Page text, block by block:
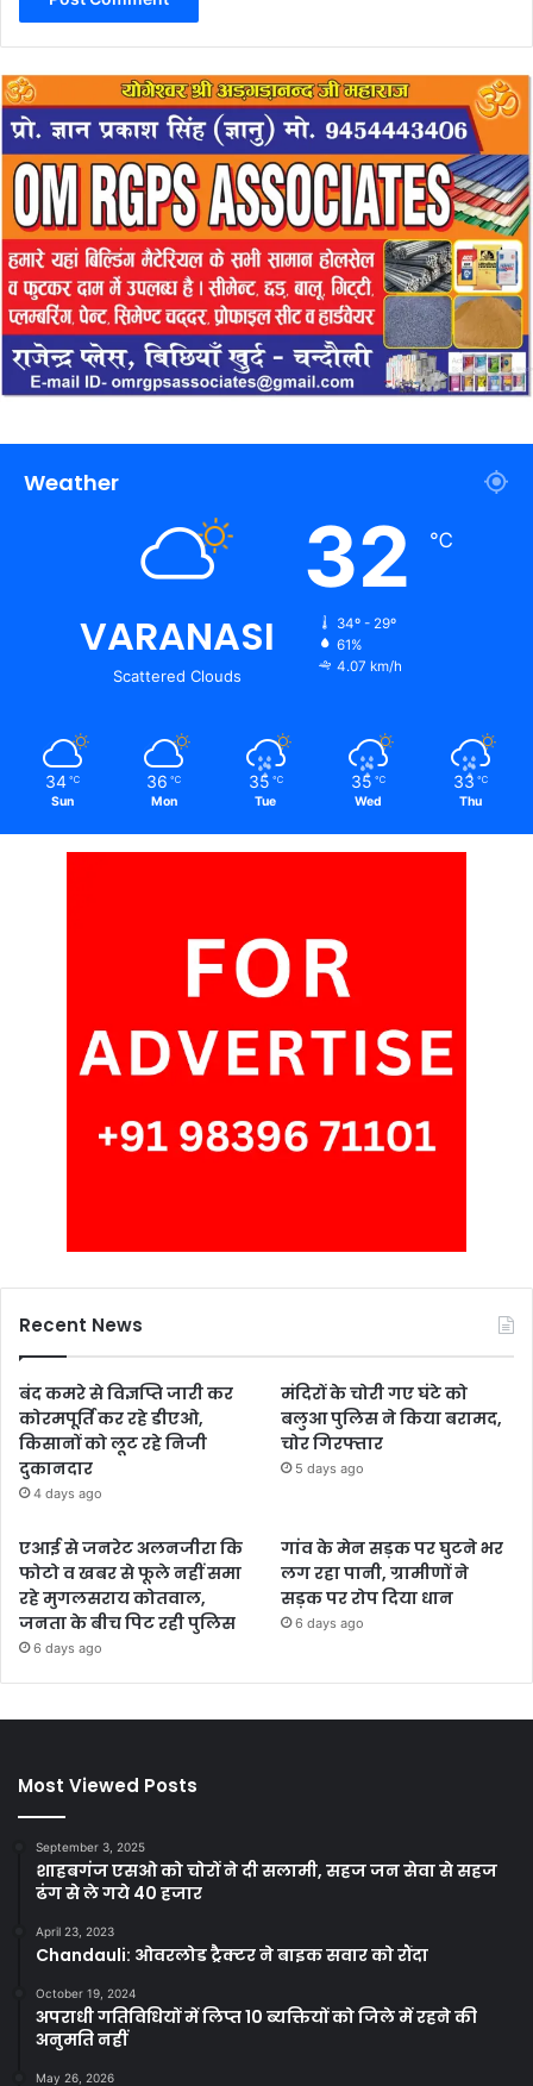
Weather
VARANASI
Scattered Clouds
32 ℃
34º - 29º
61%
4.07 km/h
34 ℃
Sun
36 ℃
Mon
35 ℃
Tue
35 ℃
Wed
33 ℃
Thu
Recent News
बंद कमरे से विज्ञप्ति जारी कर
कोरमपूर्ति कर रहे डीएओ,
किसानों को लूट रहे निजी
दुकानदार
4 days ago
मंदिरों के चोरी गए घंटे को
बलुआ पुलिस ने किया बरामद,
चोर गिरफ्तार
5 days ago
एआई से जनरेट अलनजीरा कि
फोटो व खबर से फूले नहीं समा
रहे मुगलसराय कोतवाल,
जनता के बीच पिट रही पुलिस
6 days ago
गांव के मेन सड़क पर घुटने भर
लग रहा पानी, ग्रामीणों ने
सड़क पर रोप दिया धान
6 days ago
Most Viewed Posts
September 3, 2025
शाहबगंज एसओ को चोरों ने दी सलामी, सहज जन सेवा से सहज
ढंग से ले गये 40 हजार
April 23, 2023
Chandauli: ओवरलोड ट्रैक्टर ने बाइक सवार को रौंदा
October 19, 2024
अपराधी गतिविधियों में लिप्त 10 ब्यक्तियों को जिले में रहने की
अनुमति नहीं
May 26, 2026